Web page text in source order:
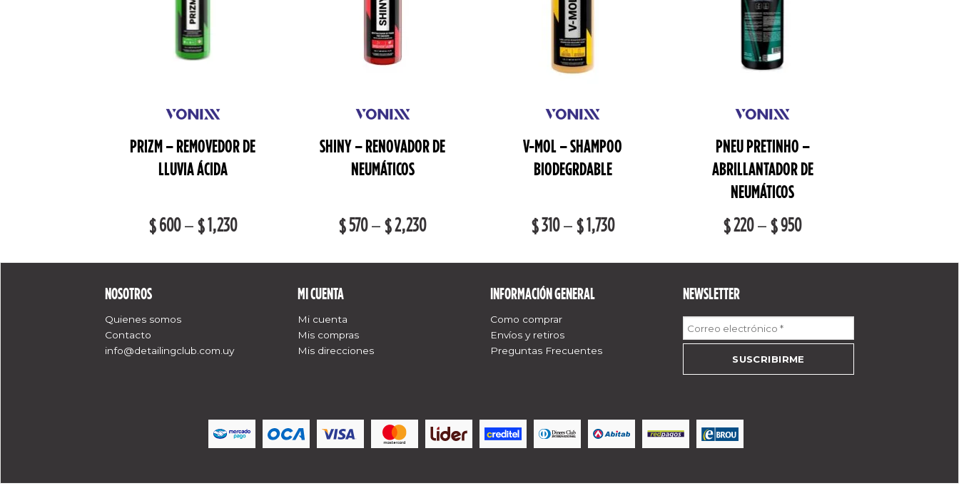
PRIZM – REMOVEDOR DE
LLUVIA ÁCIDA
$ 600– $1,230
SHINY – RENOVADOR DE
NEUMÁTICOS
$570–$2,230
V-MOL – SHAMPOO
BIODEGRDABLE
$310– $1,730
PNEU PRETINHO –
ABRILLANTADOR DE
NEUMÁTICOS
$220–$950
NOSOTROS
Quienes somos
Contacto
info@detailingclub.com.uy
MI CUENTA
Mi cuenta
Mis compras
Mis direcciones
INFORMACIÓN GENERAL
Como comprar
Envíos y retiros
Preguntas Frecuentes
NEWSLETTER